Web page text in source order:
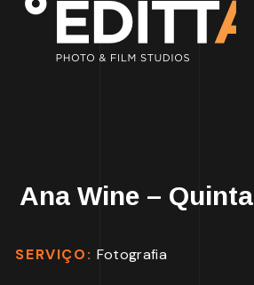
Ana Wine – Quinta
SERVIÇO: Fotografia